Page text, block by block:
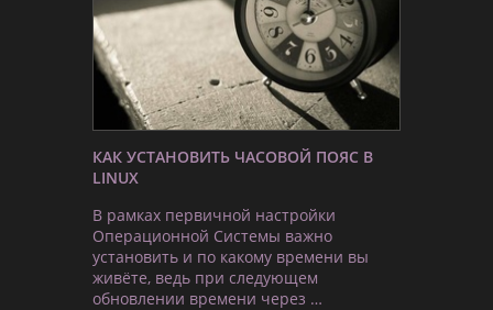
КАК УСТАНОВИТЬ ЧАСОВОЙ ПОЯС В
LINUX
В рамках первичной настройки
Операционной Системы важно
установить и по какому времени вы
живёте, ведь при следующем
обновлении времени через …